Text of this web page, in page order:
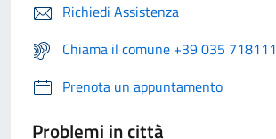
Richiedi Assistenza
Chiama il comune +39 035 718111
Prenota un appuntamento
Problemi in città